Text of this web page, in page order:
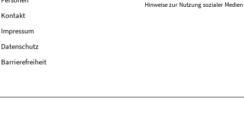
Kontakt
Impressum
Datenschutz
Barrierefreiheit
Hinweise zur Nutzung sozialer Medien